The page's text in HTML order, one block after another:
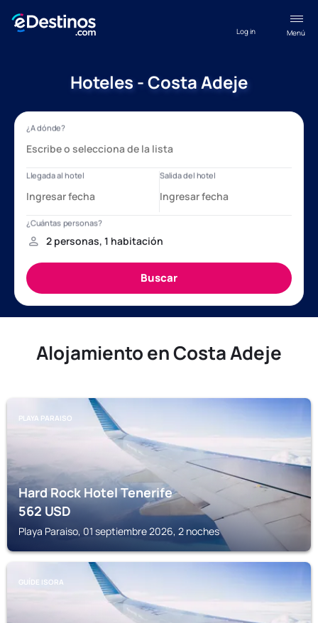
Menú
Log in
Hoteles - Costa Adeje
Alojamiento en Costa Adeje
PLAYA PARAISO
Hard Rock Hotel Tenerife
562USD
Playa Paraiso, 01 septiembre 2026, 2 noches
GUÍDE ISORA